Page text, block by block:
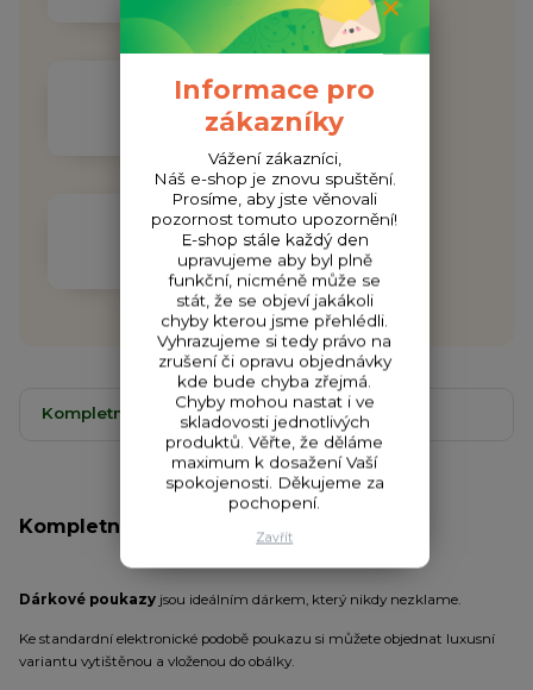
Doprava ZDARMA
Při objednávce nad 1000 Kč
ODESLÁNÍ DO 48H
Garantujeme odeslání do 48h
Kompletní specifikace Komentáře
Kompletní specifikace
Dárkové poukazy jsou ideálním dárkem, který nikdy nezklame.
Ke standardní elektronické podobě poukazu si můžete objednat luxusní
variantu vytištěnou a vloženou do obálky.
Informace pro
zákazníky
Vážení zákazníci,
Náš e-shop je znovu spuštění.
Prosíme, aby jste věnovali
pozornost tomuto upozornění!
E-shop stále každý den
upravujeme aby byl plně
funkční, nicméně může se
stát, že se objeví jakákoli
chyby kterou jsme přehlédli.
Vyhrazujeme si tedy právo na
zrušení či opravu objednávky
kde bude chyba zřejmá.
Chyby mohou nastat i ve
skladovosti jednotlivých
produktů. Věřte, že děláme
maximum k dosažení Vaší
spokojenosti. Děkujeme za
pochopení.
Zavřít